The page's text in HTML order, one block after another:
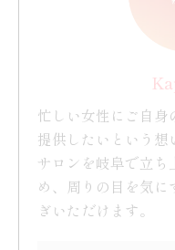
忙しい女性にご自身
提供したいという想
サロンを岐阜で立ち
め、周りの目を気
ぎいただけます。